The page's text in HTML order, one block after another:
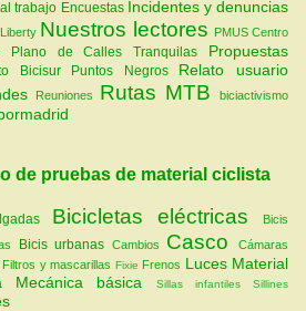
trabajo Encuestas Incidentes y denuncias
Nuestros lectores
PMUS Centro
Plano de Calles Tranquilas Propuestas
Bicisur Puntos Negros
Relato usuario
Reuniones Rutas MTB biciactivismo
de pruebas de material ciclista
Bicicletas eléctricas
Bicis
Bicis urbanas Cambios Casco
Cámaras
Filtros y mascarillas Fixie Frenos Luces Material
Mecánica básica Sillas infantiles Sillines